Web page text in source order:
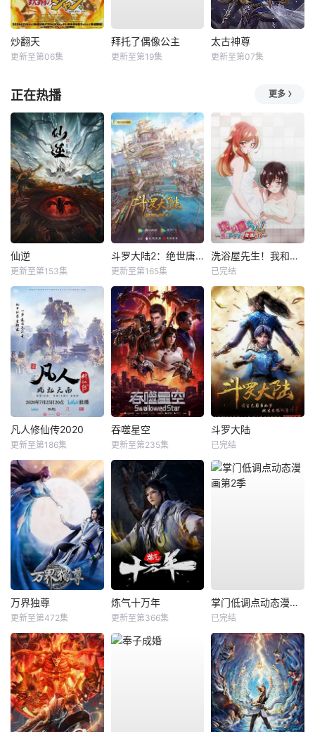
炒翻天
更新至第06集
拜托了偶像公主
更新至第19集
太古神尊
更新至第07集
正在热播 更多
仙逆
更新至第153集
斗罗大陆2：绝世唐门
更新至第165集
洗浴屋先生！我和那家伙在女浴池！？
已完结
凡人修仙传2020
更新至第186集
吞噬星空
更新至第235集
斗罗大陆
已完结
万界独尊
更新至第472集
炼气十万年
更新至第366集
掌门低调点动态漫画第2季
已完结